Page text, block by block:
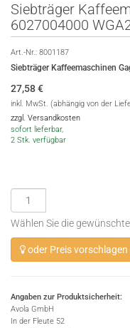
Siebträger
6027004000
Art.-Nr.: 8001187
Siebträger Kaffeemaschinen
27,58€
inkl. MwSt. (abhängig von der
zzgl. Versandkosten
sofort lieferbar,
2 Stk. verfügbar
Wählen Sie die
oder Preis vorschlagen
Angaben zur Produktsicherheit:
Avola GmbH
In der Fleute 52